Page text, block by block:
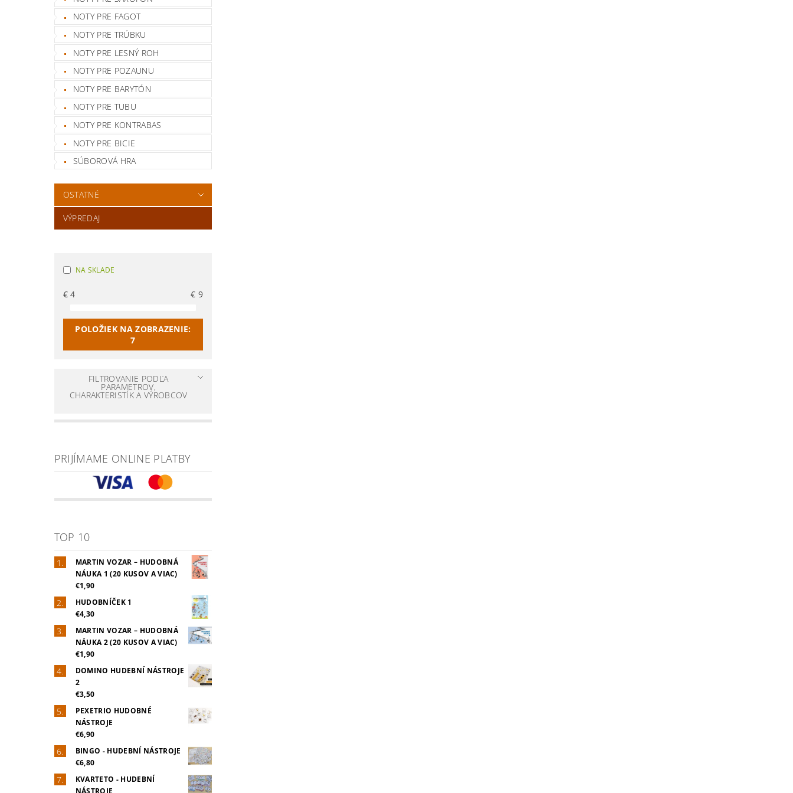
NOTY PRE FAGOT
NOTY PRE TRÚBKU
NOTY PRE LESNÝ ROH
NOTY PRE POZAUNU
NOTY PRE BARYTÓN
NOTY PRE TUBU
NOTY PRE KONTRABAS
NOTY PRE BICIE
SÚBOROVÁ HRA
OSTATNÉ
VÝPREDAJ
NA SKLADE
€4 €9
POLOŽIEK NA ZOBRAZENIE:
7
FILTROVANIE PODĽA
PARAMETROV,
CHARAKTERISTÍK A VÝROBCOV
PRIJÍMAME ONLINE PLATBY
TOP 10
MARTIN VOZAR – HUDOBNÁ
NÁUKA 1 (20 KUSOV A VIAC)
€1,90
HUDOBNÍČEK 1
€4,30
MARTIN VOZAR – HUDOBNÁ
NÁUKA 2 (20 KUSOV A VIAC)
€1,90
DOMINO HUDEBNÍ NÁSTROJE
2
€3,50
PEXETRIO HUDOBNÉ
NÁSTROJE
€6,90
BINGO - HUDEBNÍ NÁSTROJE
€6,80
KVARTETO - HUDEBNÍ
NÁSTROJE